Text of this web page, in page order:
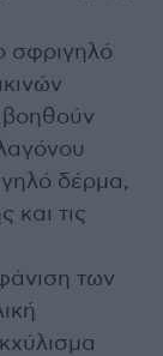
σφριγηλό
βοηθούν
δέρμα,
και τις
των